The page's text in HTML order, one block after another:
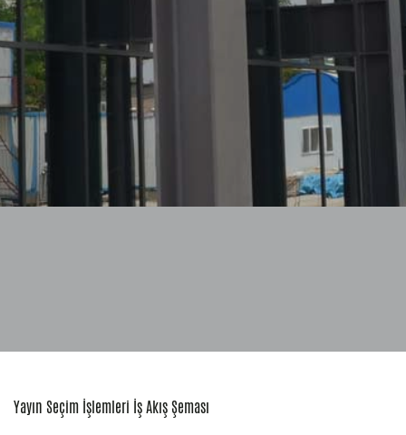
Yayın Seçim İşlemleri İş Akış Şeması